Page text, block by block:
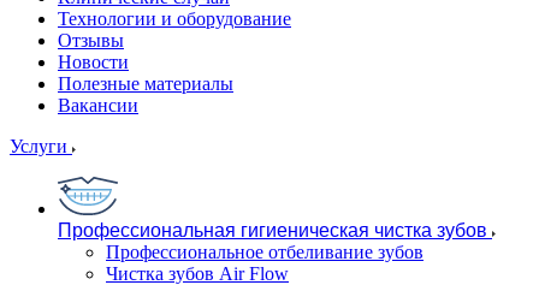
Технологии и оборудование
Отзывы
Новости
Полезные материалы
Вакансии
Услуги
Профессиональная гигиеническая чистка зубов
Профессиональное отбеливание зубов
Чистка зубов Air Flow